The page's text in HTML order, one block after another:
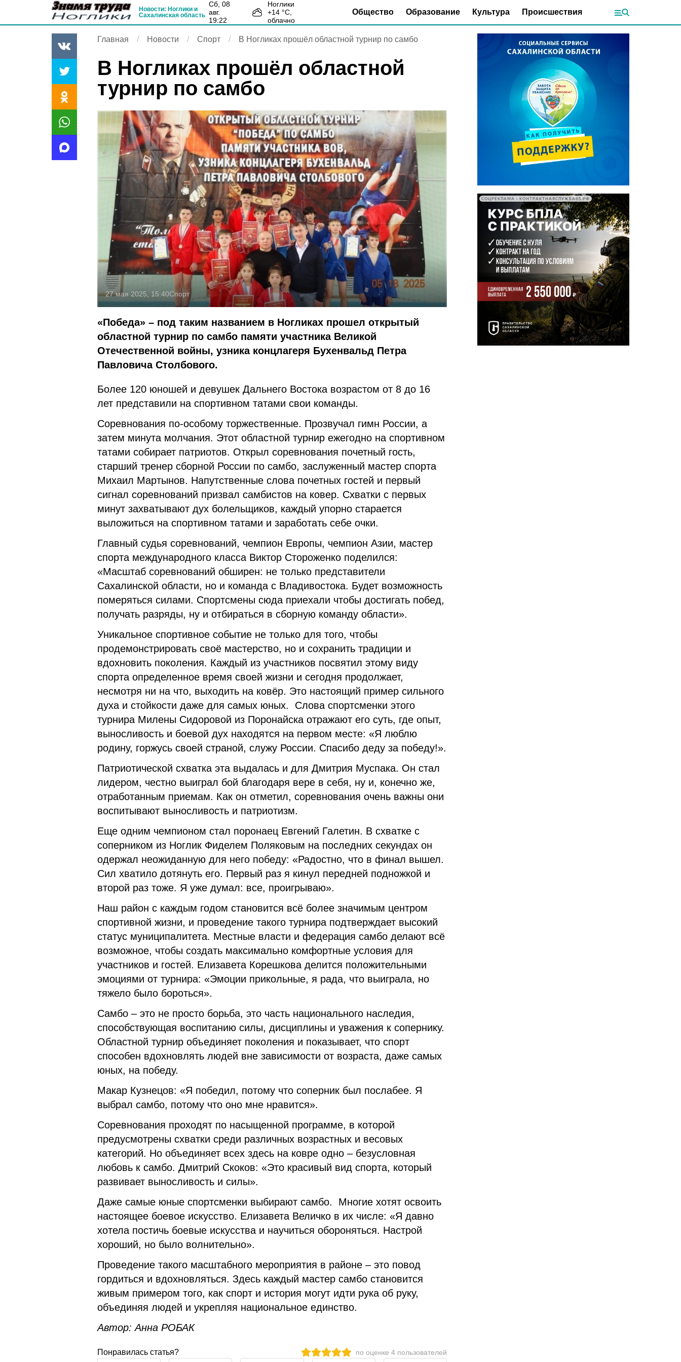
Новости: Ноглики и
Сахалинская область
сб, 08
авг.
19:22
Ноглики
+14 °С,
облачно
Общество Образование Культура Происшествия
Главная Новости Спорт В Ногликах прошёл областной турнир по самбо
В Ногликах прошёл областной
турнир по самбо
27 мая 2025, 15:40Спорт
«Победа» – под таким названием в Ногликах прошел открытый
областной турнир по самбо памяти участника Великой
Отечественной войны, узника концлагеря Бухенвальд Петра
Павловича Столбового.
Более 120 юношей и девушек Дальнего Востока возрастом от 8 до 16
лет представили на спортивном татами свои команды.
Соревнования по-особому торжественные. Прозвучал гимн России, а
затем минута молчания. Этот областной турнир ежегодно на спортивном
татами собирает патриотов. Открыл соревнования почетный гость,
старший тренер сборной России по самбо, заслуженный мастер спорта
Михаил Мартынов. Напутственные слова почетных гостей и первый
сигнал соревнований призвал самбистов на ковер. Схватки с первых
минут захватывают дух болельщиков, каждый упорно старается
выложиться на спортивном татами и заработать себе очки.
Главный судья соревнований, чемпион Европы, чемпион Азии, мастер
спорта международного класса Виктор Стороженко поделился:
«Масштаб соревнований обширен: не только представители
Сахалинской области, но и команда с Владивостока. Будет возможность
померяться силами. Спортсмены сюда приехали чтобы достигать побед,
получать разряды, ну и отбираться в сборную команду области».
Уникальное спортивное событие не только для того, чтобы
продемонстрировать своё мастерство, но и сохранить традиции и
вдохновить поколения. Каждый из участников посвятил этому виду
спорта определенное время своей жизни и сегодня продолжает,
несмотря ни на что, выходить на ковёр. Это настоящий пример сильного
духа и стойкости даже для самых юных. Слова спортсменки этого
турнира Милены Сидоровой из Поронайска отражают его суть, где опыт,
выносливость и боевой дух находятся на первом месте: «Я люблю
родину, горжусь своей страной, служу России. Спасибо деду за победу!».
Патриотической схватка эта выдалась и для Дмитрия Муспака. Он стал
лидером, честно выиграл бой благодаря вере в себя, ну и, конечно же,
отработанным приемам. Как он отметил, соревнования очень важны они
воспитывают выносливость и патриотизм.
Еще одним чемпионом стал поронаец Евгений Галетин. В схватке с
соперником из Ноглик Фиделем Поляковым на последних секундах он
одержал неожиданную для него победу: «Радостно, что в финал вышел.
Сил хватило дотянуть его. Первый раз я кинул передней подножкой и
второй раз тоже. Я уже думал: все, проигрываю».
Наш район с каждым годом становится всё более значимым центром
спортивной жизни, и проведение такого турнира подтверждает высокий
статус муниципалитета. Местные власти и федерация самбо делают всё
возможное, чтобы создать максимально комфортные условия для
участников и гостей. Елизавета Корешкова делится положительными
эмоциями от турнира: «Эмоции прикольные, я рада, что выиграла, но
тяжело было бороться».
Самбо – это не просто борьба, это часть национального наследия,
способствующая воспитанию силы, дисциплины и уважения к сопернику.
Областной турнир объединяет поколения и показывает, что спорт
способен вдохновлять людей вне зависимости от возраста, даже самых
юных, на победу.
Макар Кузнецов: «Я победил, потому что соперник был послабее. Я
выбрал самбо, потому что оно мне нравится».
Соревнования проходят по насыщенной программе, в которой
предусмотрены схватки среди различных возрастных и весовых
категорий. Но объединяет всех здесь на ковре одно – безусловная
любовь к самбо. Дмитрий Скоков: «Это красивый вид спорта, который
развивает выносливость и силы».
Даже самые юные спортсменки выбирают самбо. Многие хотят освоить
настоящее боевое искусство. Елизавета Величко в их числе: «Я давно
хотела постичь боевые искусства и научиться обороняться. Настрой
хороший, но было волнительно».
Проведение такого масштабного мероприятия в районе – это повод
гордиться и вдохновляться. Здесь каждый мастер самбо становится
живым примером того, как спорт и история могут идти рука об руку,
объединяя людей и укрепляя национальное единство.
Автор: Анна РОБАК
Понравилась статья? по оценке 4 пользователей
СОЦРЕКЛАМА • КОНТРАКТНАЯСЛУЖБА65.РФ